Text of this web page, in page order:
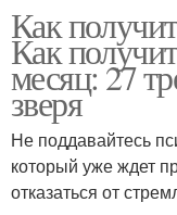
Как
Как
месяц: 27
зверя
Не поддавайтесь
который уже ждет
отказаться от